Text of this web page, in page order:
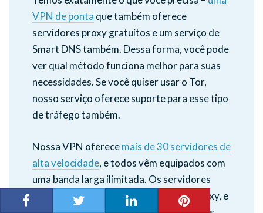
VPN de ponta que também oferece
servidores proxy gratuitos e um serviço de
Smart DNS também. Dessa forma, você pode
ver qual método funciona melhor para suas
necessidades. Se você quiser usar o Tor,
nosso serviço oferece suporte para esse tipo
de tráfego também.
Nossa VPN oferecemais de 30 servidores de
alta velocidade, e todos vêm equipados com
uma banda larga ilimitada. Os servidores
também funcionam como servidores proxy, e